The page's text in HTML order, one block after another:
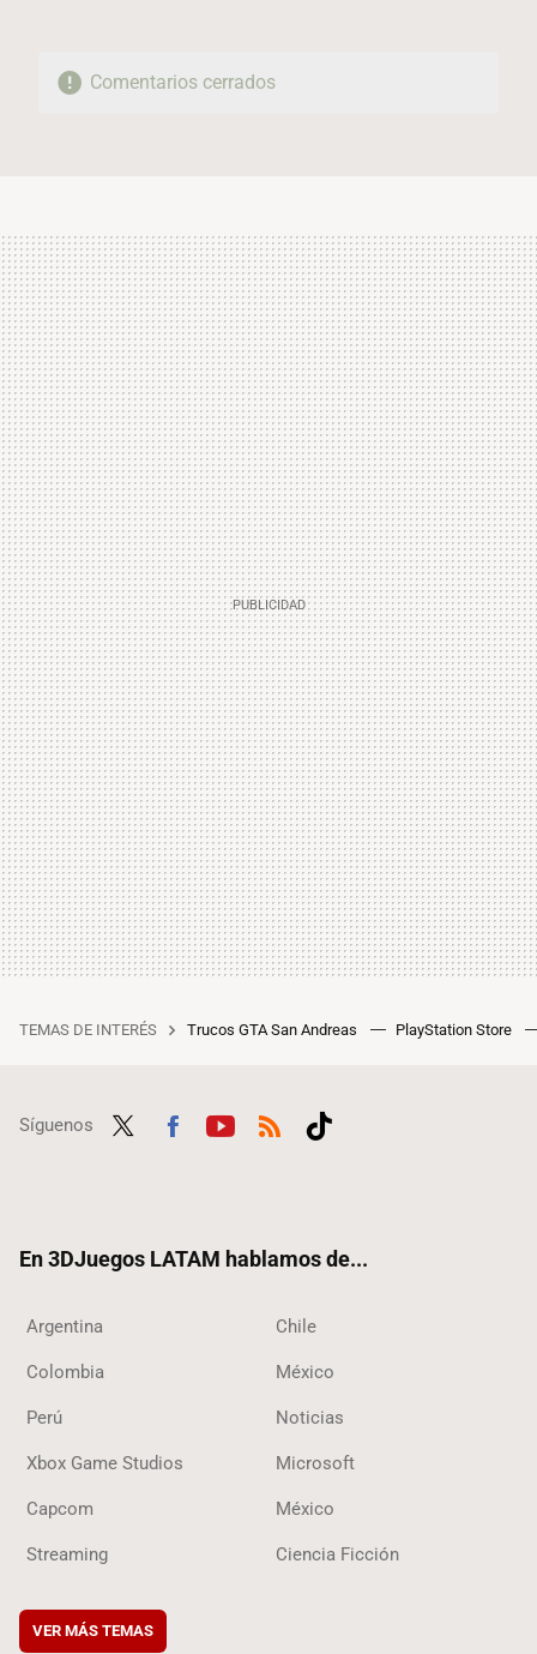
Comentarios cerrados
TEMAS DE INTERÉS Trucos GTA San Andreas PlayStation Store
Síguenos
En 3DJuegos LATAM hablamos de...
Argentina Chile
Colombia México
Perú Noticias
Xbox Game Studios Microsoft
Capcom México
Streaming Ciencia Ficción
VER MÁS TEMAS